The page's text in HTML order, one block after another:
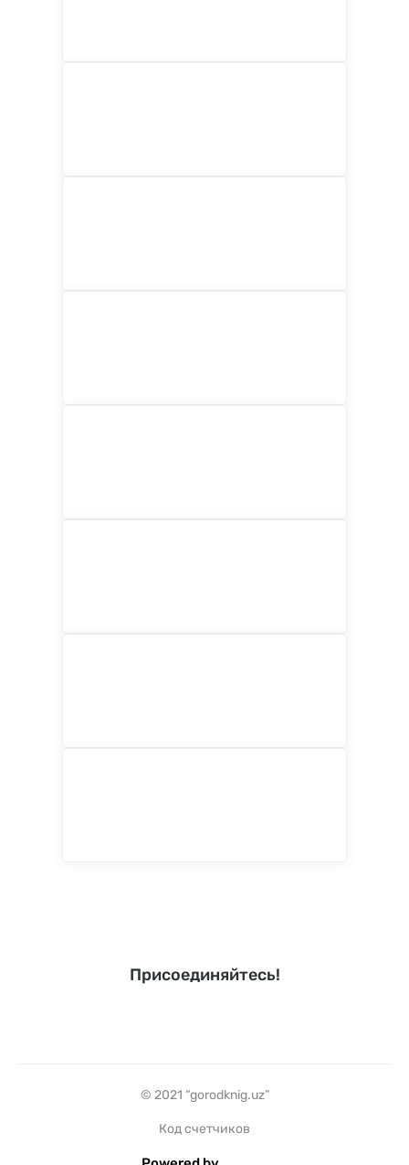
Присоединяйтесь!
© 2021 “gorodknig.uz”
Код счетчиков